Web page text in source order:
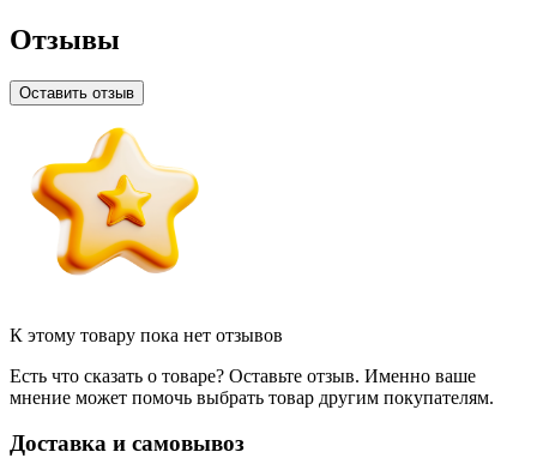
Отзывы
Оставить отзыв
К этому товару пока нет отзывов
Есть что сказать о товаре? Оставьте отзыв. Именно ваше
мнение может помочь выбрать товар другим покупателям.
Доставка и самовывоз